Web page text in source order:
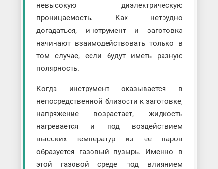
невысокую диэлектрическую
проницаемость. Как нетрудно
догадаться, инструмент и заготовка
начинают взаимодействовать только в
том случае, если будут иметь разную
полярность.
Когда инструмент оказывается в
непосредственной близости к заготовке,
напряжение возрастает, жидкость
нагревается и под воздействием
высоких температур из ее паров
образуется газовый пузырь. Именно в
этой газовой среде под влиянием